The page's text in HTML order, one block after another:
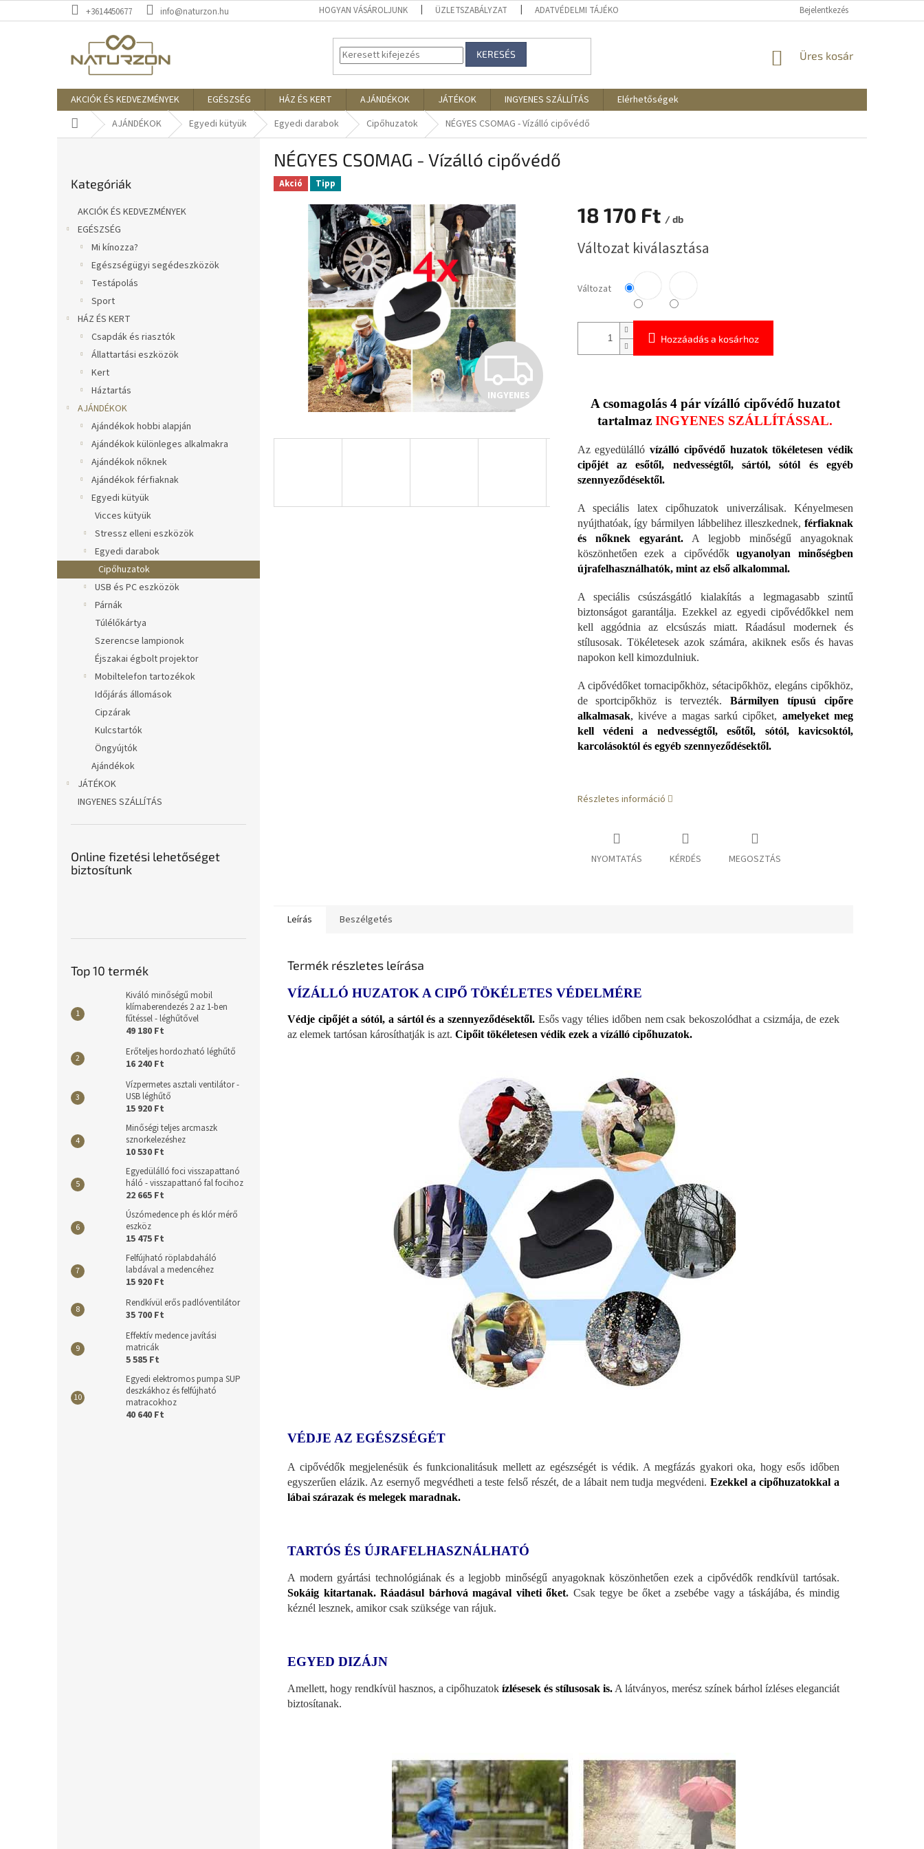
a
+3614450677 info@naturzon.hu HOGYAN VÁSÁROLJUNK ÜZLETSZABÁLYZAT ADATVÉDELMI TÁJÉKOZTATÓ REKLAMÁCIÓK ÉS
Bejelentkezés
KERESÉS KOSÁR
Üres kosár
AKCIÓK ÉS KEDVEZMÉNYEK EGÉSZSÉG HÁZ ÉS KERT AJÁNDÉKOK JÁTÉKOK INGYENES SZÁLLÍTÁS
Elérhetőségek
KezdőlapAJÁNDÉKOK Egyedi kütyük Egyedi darabok Cipőhuzatok NÉGYES CSOMAG - Vízálló cipővédő
átugrása
Kategóriák
AKCIÓK ÉS KEDVEZMÉNYEK
EGÉSZSÉG
Mi kínozza?
Egészségügyi segédeszközök
Testápolás
Sport
HÁZ ÉS KERT
Csapdák és riasztók
Állattartási eszközök
Kert
Háztartás
AJÁNDÉKOK
Ajándékok hobbi alapján
Ajándékok különleges alkalmakra
Ajándékok nőknek
Ajándékok férfiaknak
Egyedi kütyük
Vicces kütyük
Stressz elleni eszközök
Egyedi darabok
Cipőhuzatok
USB és PC eszközök
Párnák
Túlélőkártya
Szerencse lampionok
Éjszakai égbolt projektor
Mobiltelefon tartozékok
Időjárás állomások
Cipzárak
Kulcstartók
Öngyújtók
Ajándékok
JÁTÉKOK
INGYENES SZÁLLÍTÁS
Online fizetési lehetőséget
biztosítunk
Top 10 termék
Kiváló minőségű mobil
klímaberendezés 2 az 1-ben
fűtéssel - léghűtővel
49 180 Ft
Erőteljes hordozható léghűtő
16 240 Ft
Vízpermetes asztali ventilátor -
USB léghűtő
15 920 Ft
Minőségi teljes arcmaszk
sznorkelezéshez
10 530 Ft
Egyedülálló foci visszapattanó
háló - visszapattanó fal focihoz
22 665 Ft
Úszómedence ph és klór mérő
eszköz
15 475 Ft
Felfújható röplabdaháló
labdával a medencéhez
15 920 Ft
Rendkívül erős padlóventilátor
35 700 Ft
Effektív medence javítási
matricák
5 585 Ft
Egyedi elektromos pumpa SUP
deszkákhoz és felfújható
matracokhoz
40 640 Ft
NÉGYES CSOMAG - Vízálló cipővédő
Akció Tipp
I
N
Y
INGYENES
18 170 Ft / db
Változat kiválasztása
Változat
Hozzáadás a kosárhoz
A csomagolás 4 pár vízálló cipővédő huzatot
tartalmaz INGYENES SZÁLLÍTÁSSAL.
Az egyedülálló vízálló cipővédő huzatok tökéletesen védik
cipőjét az esőtől, nedvességtől, sártól, sótól és egyéb
szennyeződésektől.
A speciális latex cipőhuzatok univerzálisak. Kényelmesen
nyújthatóak, így bármilyen lábbelihez illeszkednek, férfiaknak
és nőknek egyaránt.A legjobb minőségű anyagoknak
köszönhetően ezek a cipővédőkugyanolyan minőségben
újrafelhasználhatók, mint az első alkalommal.
A speciális csúszásgátló kialakítás a legmagasabb szintű
biztonságot garantálja. Ezekkel az egyedi cipővédőkkel nem
kell aggódnia az elcsúszás miatt. Ráadásul modernek és
stílusosak. Tökéletesek azok számára, akiknek esős és havas
napokon kell kimozdulniuk.
A cipővédőket tornacipőkhöz, sétacipőkhöz, elegáns cipőkhöz,
de sportcipőkhöz is tervezték.Bármilyen típusú cipőre
alkalmasak, kivéve a magas sarkú cipőket, amelyeket meg
kell védeni a nedvességtől, esőtől, sótól, kavicsoktól,
karcolásoktól és egyéb szennyeződésektől.
Részletes információ
NYOMTATÁS KÉRDÉS MEGOSZTÁS
Leírás Beszélgetés
Termék részletes leírása
VÍZÁLLÓ HUZATOK A CIPŐ TÖKÉLETES VÉDELMÉRE
Védje cipőjét a sótól, a sártól és a szennyeződésektől. Esős vagy télies időben nem csak bekoszolódhat a csizmája, de ezek
az elemek tartósan károsíthatják is azt. Cipőit tökéletesen védik ezek a vízálló cipőhuzatok.
VÉDJE AZ EGÉSZSÉGÉT
A cipővédők megjelenésük és funkcionalitásuk mellett az egészségét is védik. A megfázás gyakori oka, hogy esős időben
egyszerűen elázik. Az esernyő megvédheti a teste felső részét, de a lábait nem tudja megvédeni. Ezekkel a cipőhuzatokkal a
lábai szárazak és melegek maradnak.
TARTÓS ÉS ÚJRAFELHASZNÁLHATÓ
A modern gyártási technológiának és a legjobb minőségű anyagoknak köszönhetően ezek a cipővédők rendkívül tartósak.
Sokáig kitartanak. Ráadásul bárhová magával viheti őket. Csak tegye be őket a zsebébe vagy a táskájába, és mindig
kéznél lesznek, amikor csak szüksége van rájuk.
EGYED DIZÁJN
Amellett, hogy rendkívül hasznos, a cipőhuzatok ízlésesek és stílusosak is. A látványos, merész színek bárhol ízléses eleganciát
biztosítanak.